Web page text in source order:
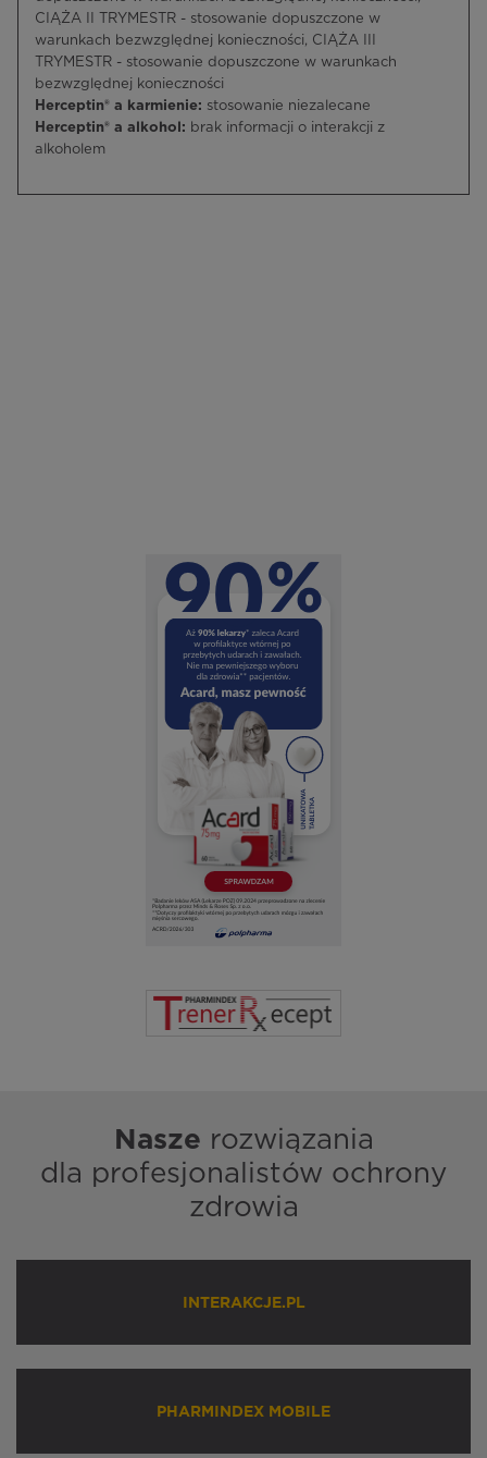
CIĄŻA II TRYMESTR - stosowanie dopuszczone w
warunkach bezwzględnej konieczności, CIĄŻA III
TRYMESTR - stosowanie dopuszczone w warunkach
bezwzględnej konieczności
Herceptin® a karmienie: stosowanie niezalecane
Herceptin® a alkohol: brak informacji o interakcji z
alkoholem
Nasze rozwiązania
dla profesjonalistów ochrony
zdrowia
INTERAKCJE.PL
PHARMINDEX MOBILE